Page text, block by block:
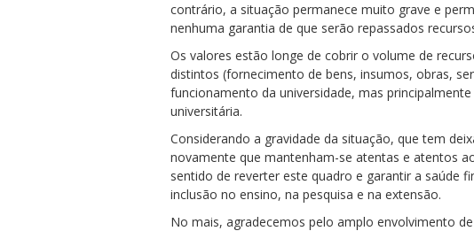
contrário, a situação permanece muito grave e
nenhuma garantia de que serão repassados
Os valores estão longe de cobrir o volume de
distintos (fornecimento de bens, insumos, obras,
funcionamento da universidade, mas
universitária.
Considerando a gravidade da situação, que tem
novamente que mantenham-se atentas e atentos
sentido de reverter este quadro e garantir a saúde
inclusão no ensino, na pesquisa e na extensão.
No mais, agradecemos pelo amplo envolvimento